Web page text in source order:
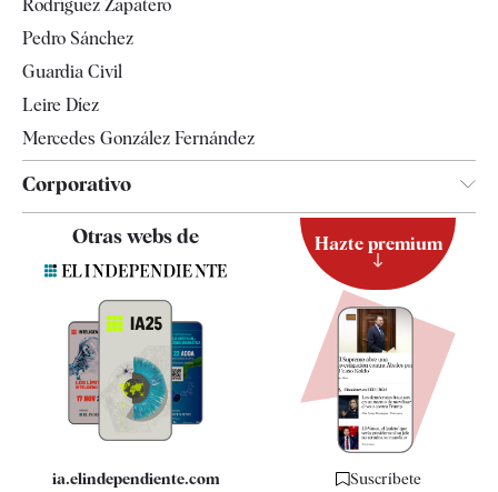
Televisión
Rodríguez Zapatero
Pedro Sánchez
Guardia Civil
Leire Díez
Mercedes González Fernández
Corporativo
Contacto
Quiénes somos
Especificaciones
Otras webs de
ia.elindependiente.com
Hazte premium
Suscríbete